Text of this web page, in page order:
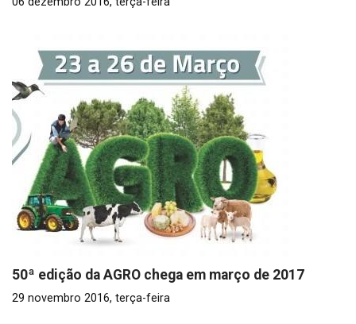
50ª edição da AGRO chega em março de 2017
29 novembro 2016, terça-feira